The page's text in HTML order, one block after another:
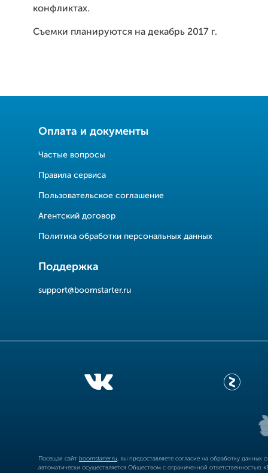
конфликтах.
Съемки планируются на декабрь 2017 г.
Оплата и документы
Частые вопросы
Правила сервиса
Пользовательское соглашение
Агентский договор
Политика обработки персональных данных
Поддержка
support@boomstarter.ru
Посещая сайт boomstarter.ru , вы предоставляете согласие на обработку
автоматически осуществляется Обществом с ограниченной